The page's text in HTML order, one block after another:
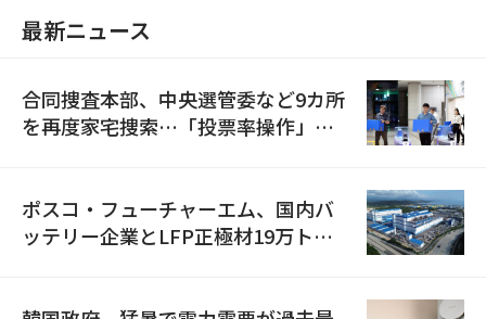
最新ニュース
合同捜査本部、中央選管委など9カ所
を再度家宅捜索…「投票率操作」の
ポスコ・フューチャーエム、国内バ
ッテリー企業とLFP正極材19万トン